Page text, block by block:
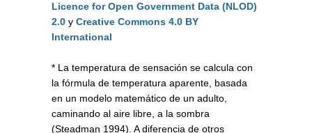
Licence for Open Government Data (NLOD)
2.0 y Creative Commons 4.0 BY
International
* La temperatura de sensación se calcula con
la fórmula de temperatura aparente, basada
en un modelo matemático de un adulto,
caminando al aire libre, a la sombra
(Steadman 1994). A diferencia de otros